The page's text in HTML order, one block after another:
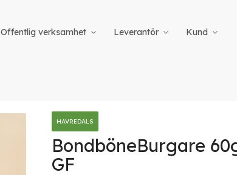
Offentlig verksamhet Leverantör Kund
BondböneBurgare
GF
HAVREDALS